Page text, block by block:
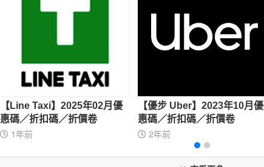
【Line Taxi】2025年02月優
惠碼／折扣碼／折價卷
1年前
【優步 Uber】2023年10月優
惠碼／折扣碼／折價卷
2年前